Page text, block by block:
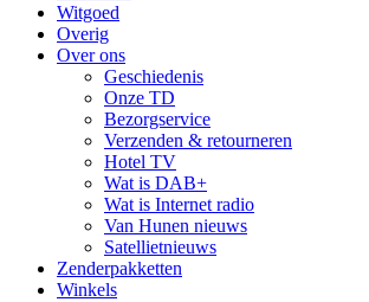
Witgoed
Overig
Over ons
Geschiedenis
Onze TD
Bezorgservice
Verzenden & retourneren
Hotel TV
Wat is DAB+
Wat is Internet radio
Van Hunen nieuws
Satellietnieuws
Zenderpakketten
Winkels